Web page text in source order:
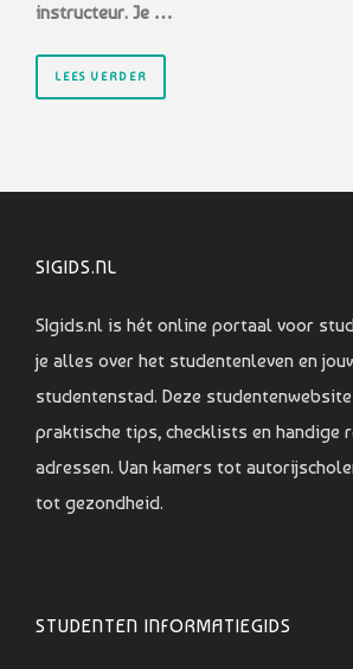
instructeur. Je …
LEES VERDER
SIGIDS.NL
SIgids.nl is hét online portaal voor
je alles over het studentenleven en
studentenstad. Deze
praktische tips, checklists en handige
adressen. Van kamers tot
tot gezondheid.
STUDENTEN INFORMATIEGIDS